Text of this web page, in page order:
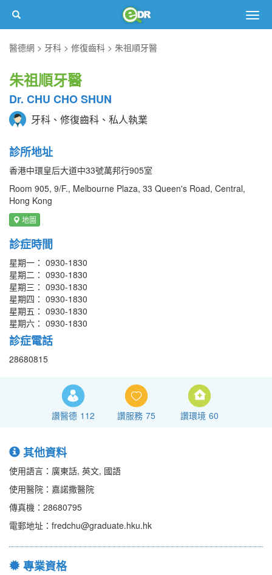
醫德網
牙科 修復齒科 朱祖順牙醫
朱祖順牙醫
Dr. CHU CHO SHUN
牙科、修復齒科、私人執業
診所地址
香港中環皇后大道中33號萬邦行905室
Room 905, 9/F., Melbourne Plaza, 33 Queen's Road, Central,
Hong Kong
地圖
診症時間
星期一： 0930-1830
星期二： 0930-1830
星期三： 0930-1830
星期四： 0930-1830
星期五： 0930-1830
星期六： 0930-1830
診症電話
28680815
讚醫德 112 讚服務 75 讚環境 60
其他資料
使用語言：廣東話, 英文, 國語
使用醫院：嘉諾撒醫院
傳真機：28680795
電郵地址：fredchu@graduate.hku.hk
專業資格